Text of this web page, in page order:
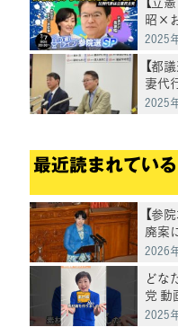
昭×
2025
【都
妻代
に応
2025
最近読まれてい
【参
廃案
明 岸
2026
どな
党 動
した
2025